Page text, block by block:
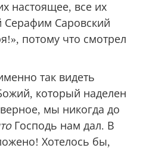
настоящее, все их
Саровский
потому что смотрел
так видеть
который наделен
мы никогда до
Господь нам дал. В
Хотелось бы,